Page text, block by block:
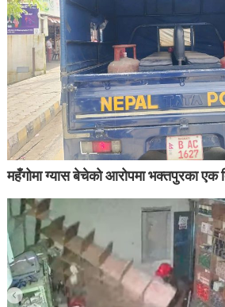
महँगोमा ग्यास बेचेको आरोपमा भक्तपुरका एक